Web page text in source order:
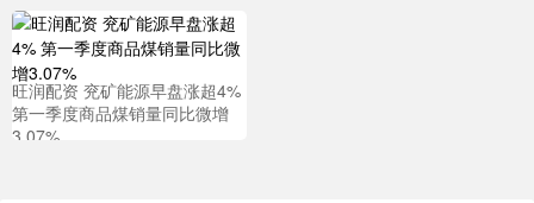
旺润配资 兖矿能源早盘涨超4%
第一季度商品煤销量同比微增
3.07%